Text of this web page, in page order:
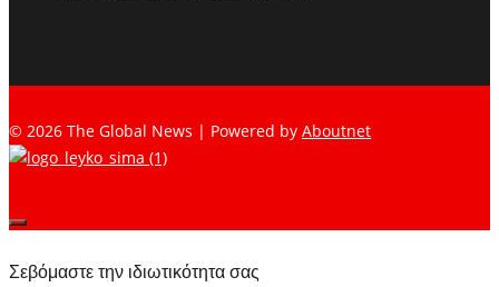
© 2026 The Global News | Powered by Aboutnet
Σεβόμαστε την ιδιωτικότητα σας